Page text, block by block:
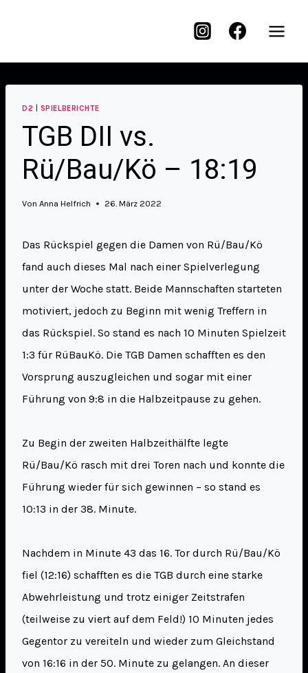
D2 SPIELBERICHTE
TGB DII vs.
Rü/Bau/Kö – 18:19
Von Anna Helfrich 26. März 2022
Das Rückspiel gegen die Damen von Rü/Bau/Kö
fand auch dieses Mal nach einer Spielverlegung
unter der Woche statt. Beide Mannschaften starteten
motiviert, jedoch zu Beginn mit wenig Treffern in
das Rückspiel. So stand es nach 10 Minuten Spielzeit
1:3 für RüBauKö. Die TGB Damen schafften es den
Vorsprung auszugleichen und sogar mit einer
Führung von 9:8 in die Halbzeitpause zu gehen.
Zu Begin der zweiten Halbzeithälfte legte
Rü/Bau/Kö rasch mit drei Toren nach und konnte die
Führung wieder für sich gewinnen – so stand es
10:13 in der 38. Minute.
Nachdem in Minute 43 das 16. Tor durch Rü/Bau/Kö
fiel (12:16) schafften es die TGB durch eine starke
Abwehrleistung und trotz einiger Zeitstrafen
(teilweise zu viert auf dem Feld!) 10 Minuten jedes
Gegentor zu vereiteln und wieder zum Gleichstand
von 16:16 in der 50. Minute zu gelangen. An dieser